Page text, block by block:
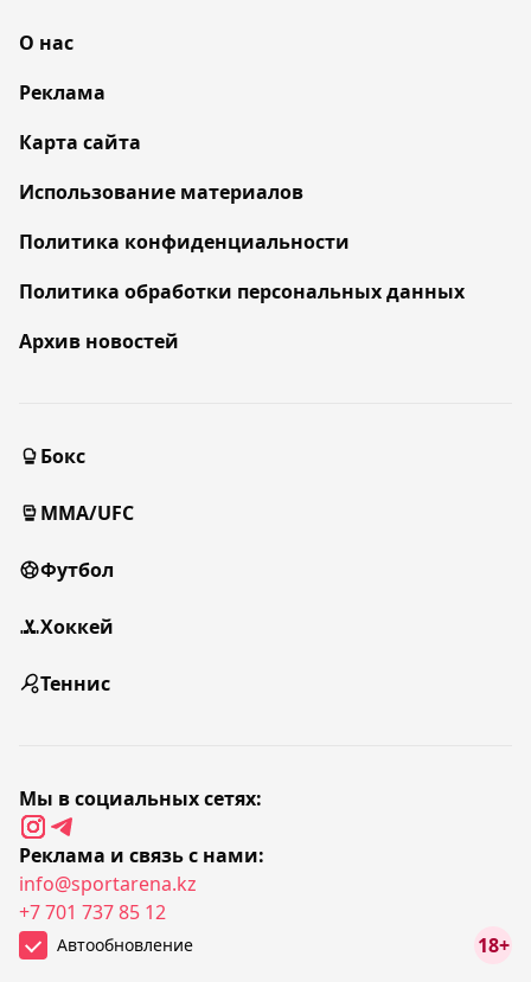
О нас
Реклама
Карта сайта
Использование материалов
Политика конфиденциальности
Политика обработки персональных данных
Архив новостей
Бокс
MMA/UFC
Футбол
Хоккей
Теннис
Мы в социальных сетях:
Реклама и связь с нами:
info@sportarena.kz
+7 701 737 85 12
Автообновление 18+